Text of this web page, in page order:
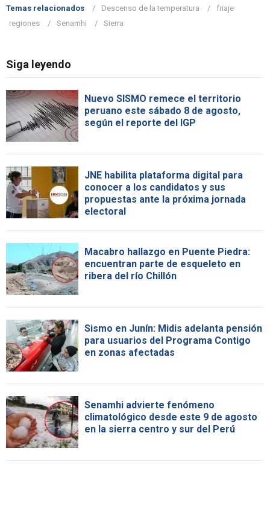
Temas relacionados Descenso de la temperatura
friaje
regiones
Senamhi Sierra
Siga leyendo
Nuevo SISMO remece el territorio
peruano este sábado 8 de agosto,
según el reporte del IGP
JNE habilita plataforma digital para
conocer a los candidatos y sus
propuestas ante la próxima jornada
electoral
Macabro hallazgo en Puente Piedra:
encuentran parte de esqueleto en
ribera del río Chillón
Sismo en Junín: Midis adelanta pensión
para usuarios del Programa Contigo
en zonas afectadas
Senamhi advierte fenómeno
climatológico desde este 9 de agosto
en la sierra centro y sur del Perú